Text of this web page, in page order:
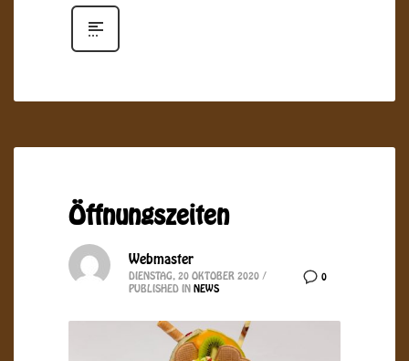
Öffnungszeiten
0
Webmaster
DIENSTAG, 20 OKTOBER 2020 /
PUBLISHED IN NEWS